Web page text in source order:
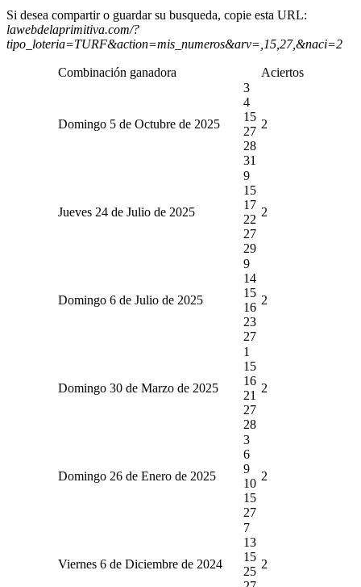
Si desea compartir o guardar su busqueda, copie esta URL:
lawebdelaprimitiva.com/?
tipo_loteria=TURF&action=mis_numeros&arv=,15,27,&naci=2
Combinación ganadora Aciertos
Domingo 5 de Octubre de 2025
3
4
15
27
28
31
2
Jueves 24 de Julio de 2025
9
15
17
22
27
29
2
Domingo 6 de Julio de 2025
9
14
15
16
23
27
2
Domingo 30 de Marzo de 2025
1
15
16
21
27
28
2
Domingo 26 de Enero de 2025
3
6
9
10
15
27
2
Viernes 6 de Diciembre de 2024
7
13
15
25
2